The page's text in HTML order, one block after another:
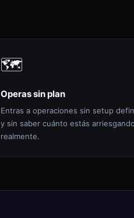
🗺️
Operas sin plan
Entras a operaciones sin setup
y sin saber cuánto estás arriesgando
realmente.